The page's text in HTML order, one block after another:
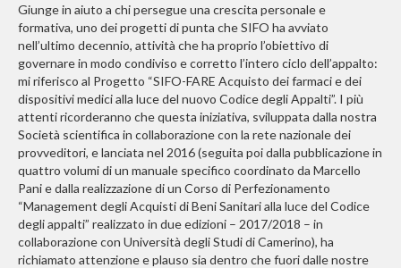
Giunge in aiuto a chi persegue una crescita personale e
formativa, uno dei progetti di punta che SIFO ha avviato
nell’ultimo decennio, attività che ha proprio l’obiettivo di
governare in modo condiviso e corretto l’intero ciclo dell’appalto:
mi riferisco al Progetto “SIFO-FARE Acquisto dei farmaci e dei
dispositivi medici alla luce del nuovo Codice degli Appalti”. I più
attenti ricorderanno che questa iniziativa, sviluppata dalla nostra
Società scientifica in collaborazione con la rete nazionale dei
provveditori, e lanciata nel 2016 (seguita poi dalla pubblicazione in
quattro volumi di un manuale specifico coordinato da Marcello
Pani e dalla realizzazione di un Corso di Perfezionamento
“Management degli Acquisti di Beni Sanitari alla luce del Codice
degli appalti” realizzato in due edizioni – 2017/2018 – in
collaborazione con Università degli Studi di Camerino), ha
richiamato attenzione e plauso sia dentro che fuori dalle nostre